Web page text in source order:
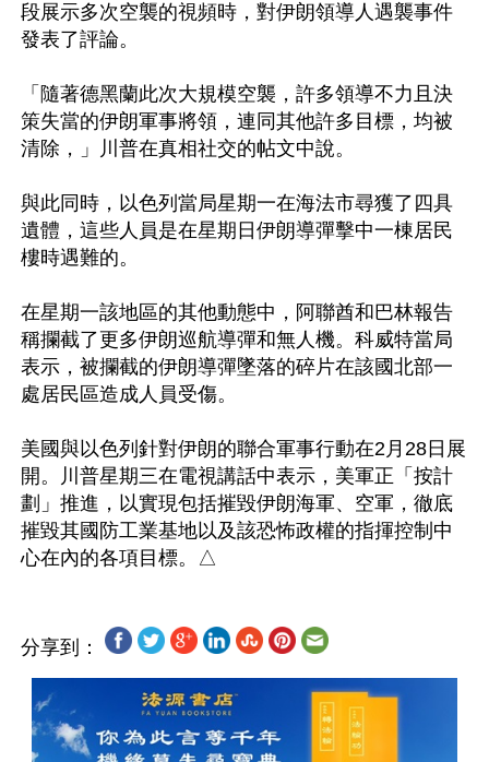
段展示多次空襲的視頻時，對伊朗領導人遇襲事件
發表了評論。
「隨著德黑蘭此次大規模空襲，許多領導不力且決
策失當的伊朗軍事將領，連同其他許多目標，均被
清除，」川普在真相社交的帖文中說。
與此同時，以色列當局星期一在海法市尋獲了四具
遺體，這些人員是在星期日伊朗導彈擊中一棟居民
樓時遇難的。
在星期一該地區的其他動態中，阿聯酋和巴林報告
稱攔截了更多伊朗巡航導彈和無人機。科威特當局
表示，被攔截的伊朗導彈墜落的碎片在該國北部一
處居民區造成人員受傷。
美國與以色列針對伊朗的聯合軍事行動在2月28日展
開。川普星期三在電視講話中表示，美軍正「按計
劃」推進，以實現包括摧毀伊朗海軍、空軍，徹底
摧毀其國防工業基地以及該恐怖政權的指揮控制中
分享到：